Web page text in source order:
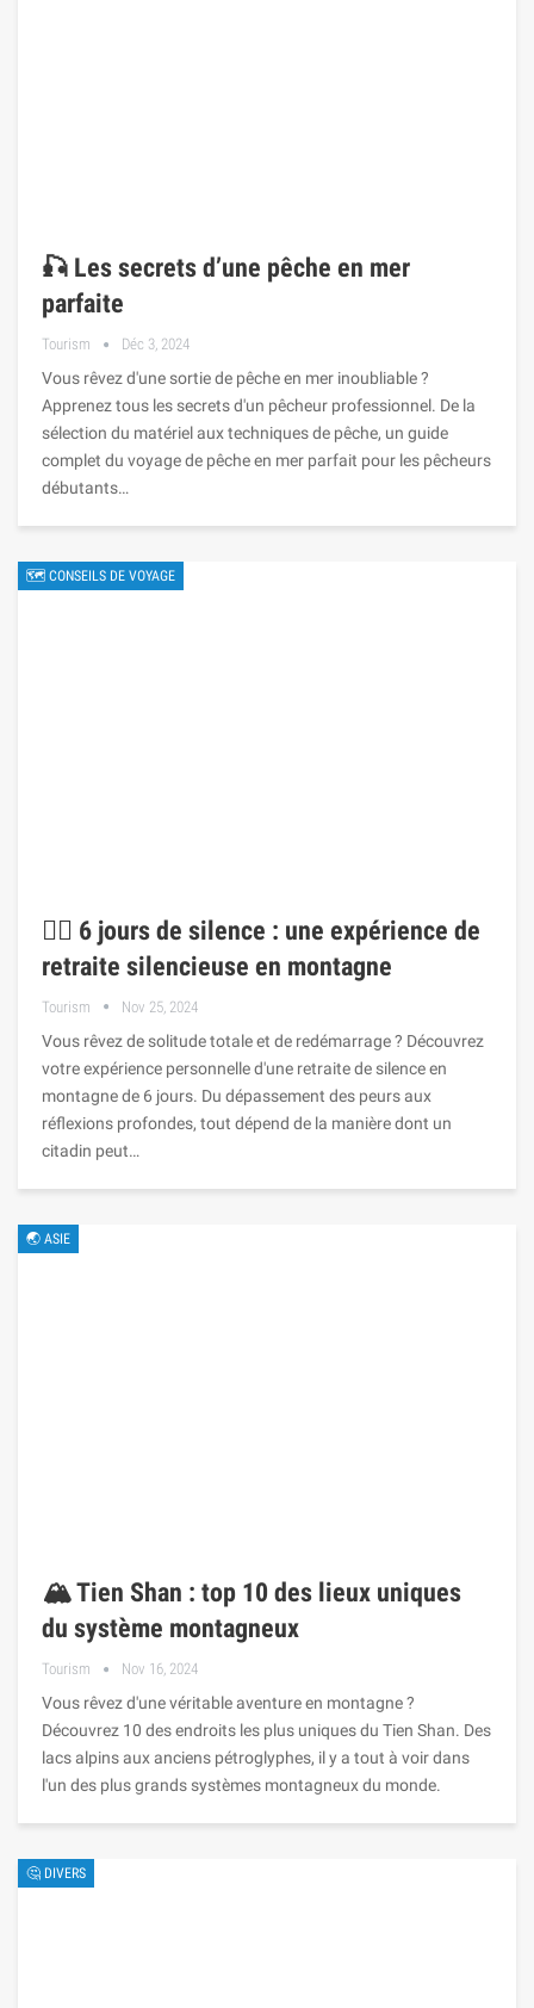
🎣 Les secrets d’une pêche en mer
parfaite
Tourism Déc 3, 2024
Vous rêvez d'une sortie de pêche en mer inoubliable ?
Apprenez tous les secrets d'un pêcheur professionnel. De la
sélection du matériel aux techniques de pêche, un guide
complet du voyage de pêche en mer parfait pour les pêcheurs
débutants…
🗺 CONSEILS DE VOYAGE
🧘‍♀️ 6 jours de silence : une expérience de
retraite silencieuse en montagne
Tourism Nov 25, 2024
Vous rêvez de solitude totale et de redémarrage ? Découvrez
votre expérience personnelle d'une retraite de silence en
montagne de 6 jours. Du dépassement des peurs aux
réflexions profondes, tout dépend de la manière dont un
citadin peut…
🌏 ASIE
🏔️ Tien Shan : top 10 des lieux uniques
du système montagneux
Tourism Nov 16, 2024
Vous rêvez d'une véritable aventure en montagne ?
Découvrez 10 des endroits les plus uniques du Tien Shan. Des
lacs alpins aux anciens pétroglyphes, il y a tout à voir dans
l'un des plus grands systèmes montagneux du monde.
🤔 DIVERS